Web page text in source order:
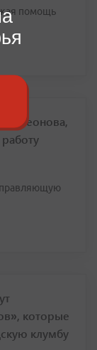
помощь
Леонова,
которые
клумбу